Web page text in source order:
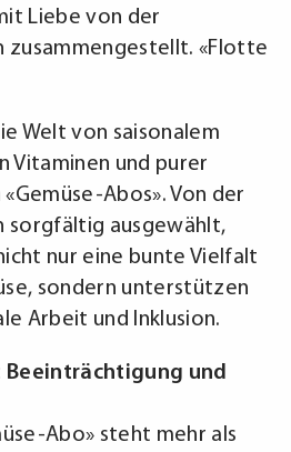
Liebe von der
zusammengestellt. «Flotte
Welt von saisonalem
Vitaminen und purer
Abos». Von der
sorgfältig ausgewählt,
nur eine bunte Vielfalt
sondern unterstützen
Arbeit und Inklusion.
und
Abo» steht mehr als